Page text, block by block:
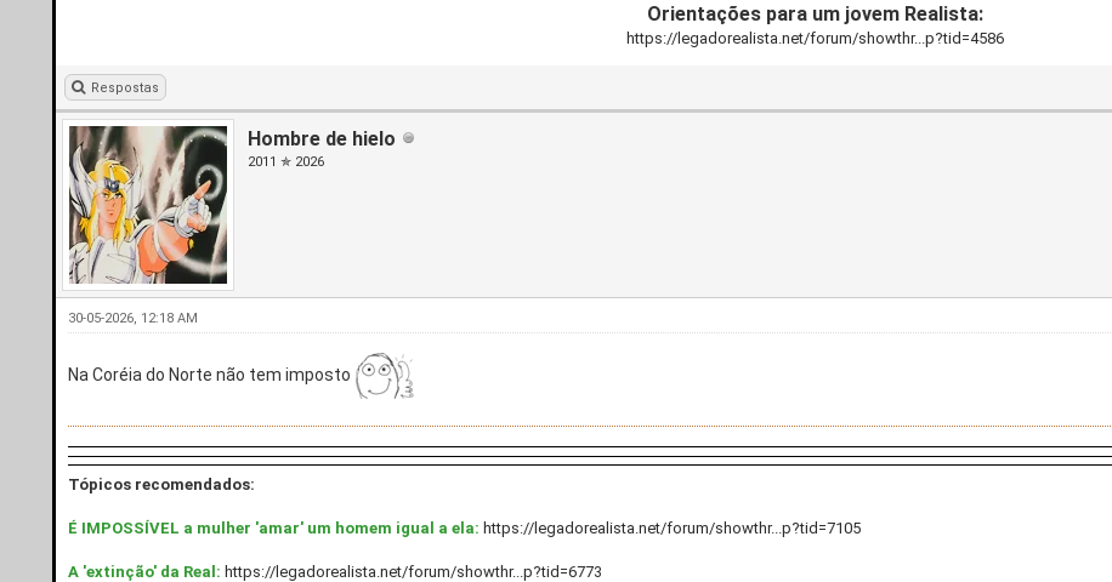
Orientações para um jovem Realista:
https://legadorealista.net/forum/showthr...p?tid=4586
Respostas
Hombre de hielo
2011 ✯ 2026
30-05-2026, 12:18 AM
Na Coréia do Norte não tem imposto
Tópicos recomendados:
É IMPOSSÍVEL a mulher 'amar' um homem igual a ela: https://legadorealista.net/forum/showthr...p?tid=7105
A 'extinção' da Real: https://legadorealista.net/forum/showthr...p?tid=6773